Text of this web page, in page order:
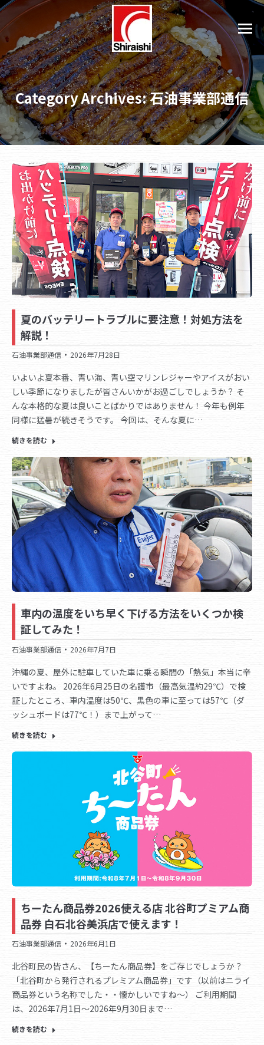
Category Archives:石油事業部通信
夏のバッテリートラブルに要注意！対処方法を
解説！
石油事業部通信 2026年7月28日
いよいよ夏本番、青い海、青い空マリンレジャーやアイスがおい
しい季節になりましたが皆さんいかがお過ごしでしょうか？ そ
んな本格的な夏は良いことばかりではありません！ 今年も例年
同様に猛暑が続きそうです。 今回は、そんな夏に…
続きを読む
車内の温度をいち早く下げる方法をいくつか検
証してみた！
石油事業部通信 2026年7月7日
沖縄の夏、屋外に駐車していた車に乗る瞬間の「熱気」本当に辛
いですよね。 2026年6月25日の名護市（最高気温約29℃）で検
証したところ、車内温度は50℃、黒色の車に至っては57℃（ダ
ッシュボードは77℃！）まで上がって…
続きを読む
ちーたん商品券2026使える店 北谷町プミアム商
品券 白石北谷美浜店で使えます！
石油事業部通信 2026年6月1日
北谷町民の皆さん、【ちーたん商品券】をご存じでしょうか？
「北谷町から発行されるプレミアム商品券」です（以前はニライ
商品券という名称でした・・懐かしいですね～） ご利用期間
は、2026年7月1日～2026年9月30日まで…
続きを読む